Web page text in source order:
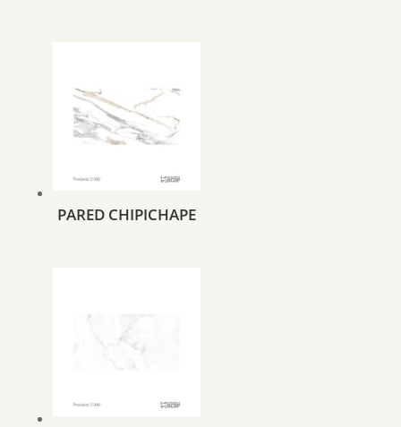
PARED CHIPICHAPE